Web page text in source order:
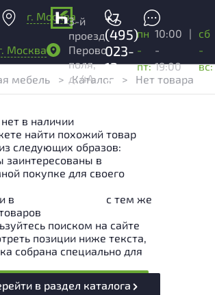
г. Москва
+7
(495)
023-
13-
03
Москва
3-й
проезд
Перово
поля,
д. 4А
пн
-
пт:
10:00
-
19:00
|
сб
-
вс:
мебель > Каталог > Нет товара
в наличии
найти похожий товар
следующих образов:
заинтересованы в
покупке для своего
в
с тем же
поиском на сайте
позиции ниже текста,
собрана специально для
в раздел каталога